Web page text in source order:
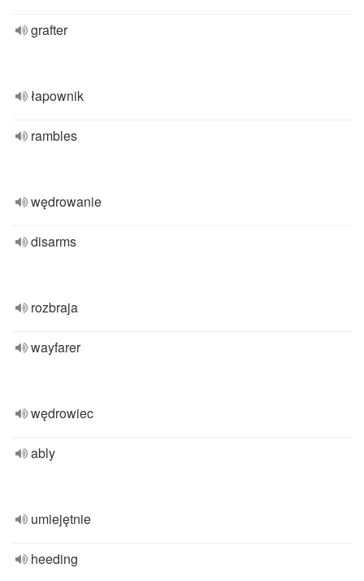
grafter
łapownik
rambles
wędrowanie
disarms
rozbraja
wayfarer
wędrowiec
ably
umiejętnie
heeding